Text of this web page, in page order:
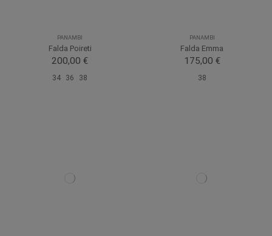
PANAMBI
Falda Poireti
200,00 €
34 36 38
PANAMBI
Falda Emma
175,00 €
38